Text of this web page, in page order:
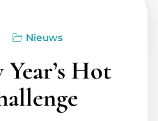
Nieuws
Year’s Hot